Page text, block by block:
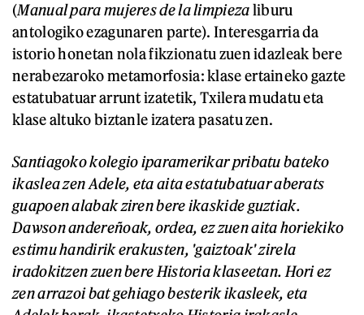
(Manual para mujeres de la limpiezaliburu
antologiko ezagunaren parte). Interesgarria da
istorio honetan nola fikzionatu zuen idazleak bere
nerabezaroko metamorfosia: klase ertaineko gazte
estatubatuar arrunt izatetik, Txilera mudatu eta
klase altuko biztanle izatera pasatu zen.
Santiagoko kolegio iparamerikar pribatu bateko
ikaslea zen Adele, eta aita estatubatuar aberats
guapoen alabak ziren bere ikaskide guztiak.
Dawson andereñoak, ordea, ez zuen aita horiekiko
estimu handirik erakusten, 'gaiztoak' zirela
iradokitzen zuen bere Historia klaseetan. Hori ez
zen arrazoi bat gehiago besterik ikasleek, eta